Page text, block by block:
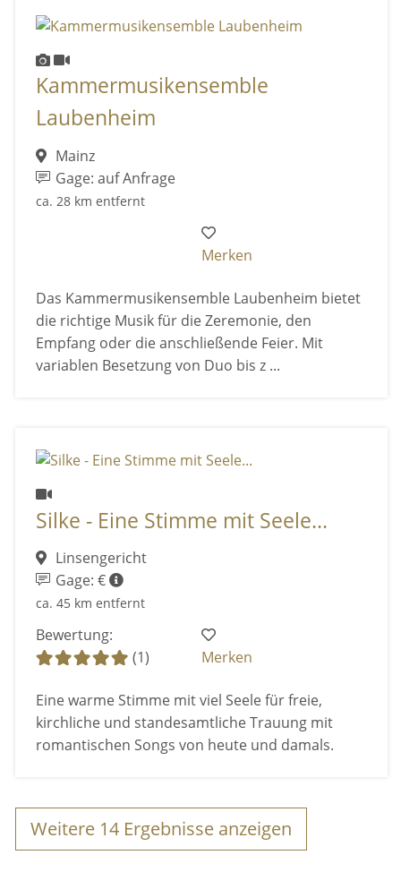
Kammermusikensemble
Laubenheim
Mainz
Gage: auf Anfrage
ca. 28 km entfernt
Merken
Das Kammermusikensemble Laubenheim bietet
die richtige Musik für die Zeremonie, den
Empfang oder die anschließende Feier. Mit
variablen Besetzung von Duo bis z ...
Silke - Eine Stimme mit Seele...
Linsengericht
Gage: €
ca. 45 km entfernt
Bewertung:
(1)
Merken
Eine warme Stimme mit viel Seele für freie,
kirchliche und standesamtliche Trauung mit
romantischen Songs von heute und damals.
Weitere 14 Ergebnisse anzeigen